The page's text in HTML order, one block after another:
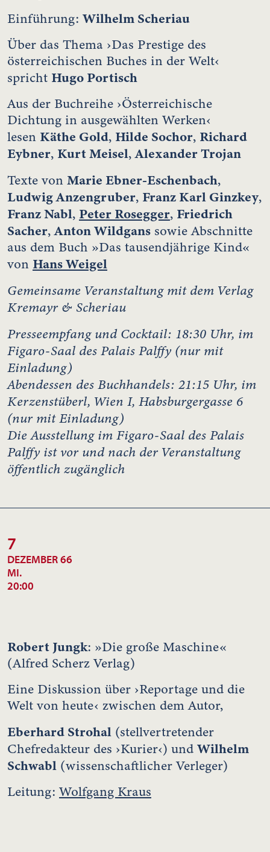
Einführung: Wilhelm Scheriau
Über das Thema ›Das Prestige des
österreichischen Buches in der Welt‹
spricht Hugo Portisch
Aus der Buchreihe ›Österreichische
Dichtung in ausgewählten Werken‹
lesen Käthe Gold, Hilde Sochor, Richard
Eybner, Kurt Meisel,Alexander Trojan
Texte von Marie Ebner-Eschenbach,
Ludwig Anzengruber, Franz Karl Ginzkey,
Franz Nabl, Peter Rosegger, Friedrich
Sacher,Anton Wildgans sowie Abschnitte
aus dem Buch »Das tausendjährige Kind«
von Hans Weigel
Gemeinsame Veranstaltung mit dem Verlag
Kremayr & Scheriau
Presseempfang und Cocktail: 18:30 Uhr, im
Figaro-Saal des Palais Palffy (nur mit
Einladung)
Abendessen des Buchhandels: 21:15 Uhr, im
Kerzenstüberl, Wien I, Habsburgergasse 6
(nur mit Einladung)
Die Ausstellung im Figaro-Saal des Palais
Palffy ist vor und nach der Veranstaltung
öffentlich zugänglich
7
DEZEMBER 66
MI.
20:00
Robert Jungk: »Die große Maschine«
(Alfred Scherz Verlag)
Eine Diskussion über ›Reportage und die
Welt von heute‹ zwischen dem Autor,
Eberhard Strohal (stellvertretender
Chefredakteur des ›Kurier‹) und Wilhelm
Schwabl (wissenschaftlicher Verleger)
Leitung: Wolfgang Kraus